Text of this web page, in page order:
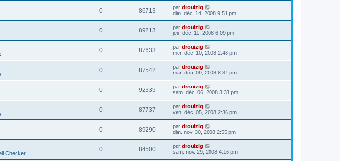
0 86713 par drouizig
dim. déc. 14, 2008 9:51 pm
0 89213 par drouizig
jeu. déc. 11, 2008 6:09 pm
0 87633 par drouizig
mer. déc. 10, 2008 2:48 pm
0 87542 par drouizig
mar. déc. 09, 2008 8:34 pm
0 92339 par drouizig
sam. déc. 06, 2008 3:33 pm
0 87737 par drouizig
ven. déc. 05, 2008 2:36 pm
0 89290 par drouizig
dim. nov. 30, 2008 2:55 pm
Checker
0 84500 par drouizig
sam. nov. 29, 2008 4:16 pm